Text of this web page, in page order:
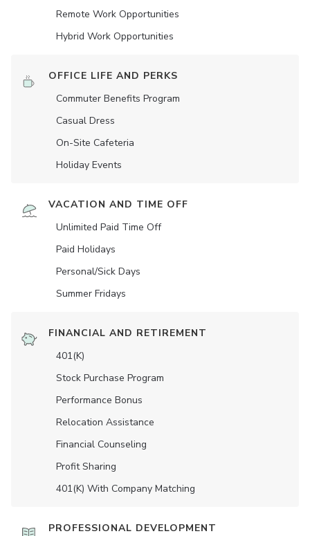
Remote Work Opportunities
Hybrid Work Opportunities
OFFICE LIFE AND PERKS
Commuter Benefits Program
Casual Dress
On-Site Cafeteria
Holiday Events
VACATION AND TIME OFF
Unlimited Paid Time Off
Paid Holidays
Personal/Sick Days
Summer Fridays
FINANCIAL AND RETIREMENT
401(K)
Stock Purchase Program
Performance Bonus
Relocation Assistance
Financial Counseling
Profit Sharing
401(K) With Company Matching
PROFESSIONAL DEVELOPMENT